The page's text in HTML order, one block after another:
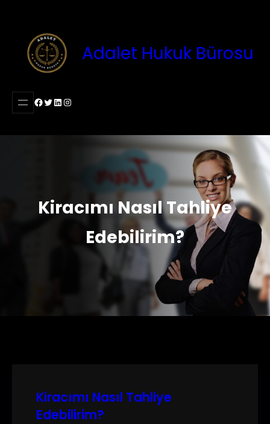
Adalet Hukuk Bürosu
Facebook
Twitter
LinkedIn
Instagram
Kiracımı Nasıl Tahliye
Edebilirim?
Kiracımı Nasıl Tahliye
Edebilirim?